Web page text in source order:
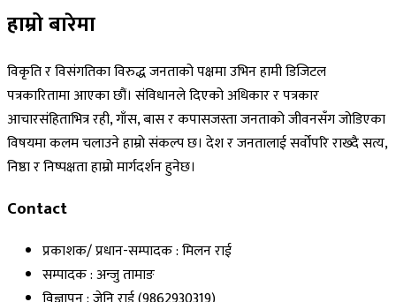
हाम्रो बारेमा
विकृति र विसंगतिका विरुद्ध जनताको पक्षमा उभिन हामी डिजिटल
पत्रकारितामा आएका छौं। संविधानले दिएको अधिकार र पत्रकार
आचारसंहिताभित्र रही, गाँस, बास र कपासजस्ता जनताको जीवनसँग जोडिएका
विषयमा कलम चलाउने हाम्रो संकल्प छ। देश र जनतालाई सर्वोपरि राख्दै सत्य,
निष्ठा र निष्पक्षता हाम्रो मार्गदर्शन हुनेछ।
Contact
प्रकाशक/ प्रधान-सम्पादक : मिलन राई
सम्पादक : अन्जु तामाङ